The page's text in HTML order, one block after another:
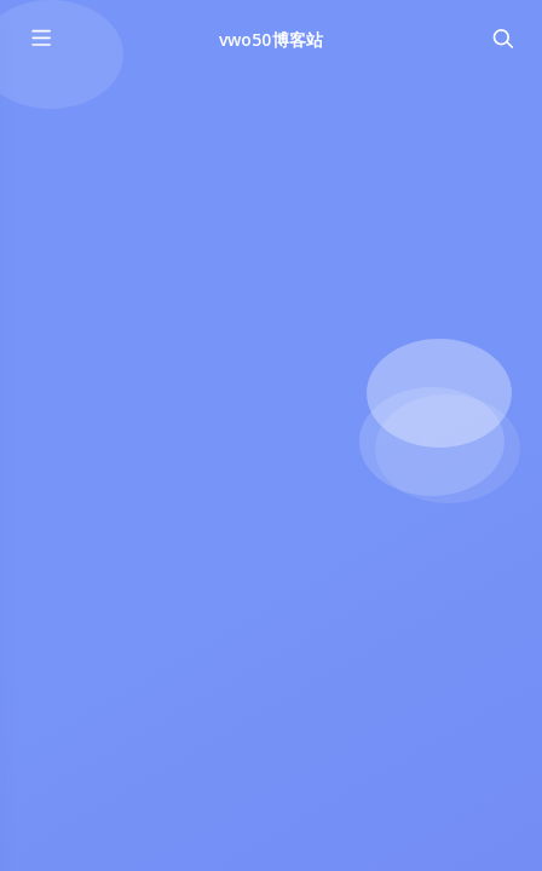
vwo50博客站